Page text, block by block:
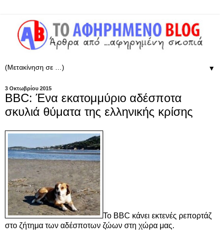
▼
3 Οκτωβρίου 2015
BBC: Ένα εκατομμύριο αδέσποτα
σκυλιά θύματα της ελληνικής κρίσης
Το BBC κάνει εκτενές ρεπορτάζ
στο ζήτημα των αδέσποτων ζώων στη χώρα μας.